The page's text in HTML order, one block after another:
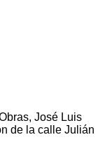
José Luis
de la calle Julián